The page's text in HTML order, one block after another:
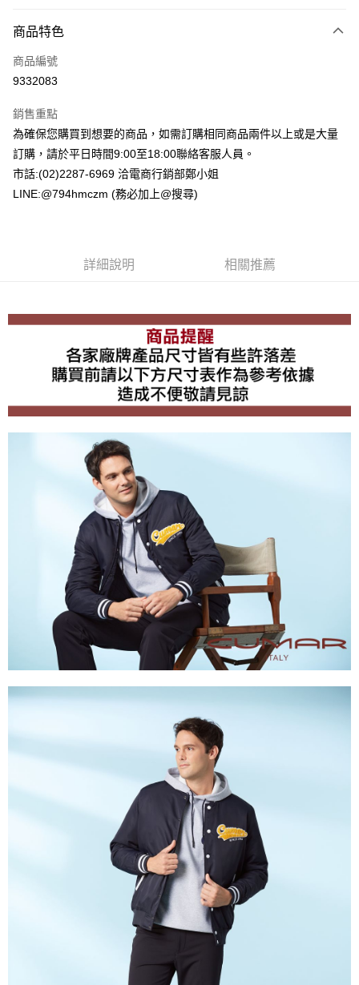
信用卡一次付款
超商取貨付款
Apple Pay
街口支付
悠遊付
全家取貨付款
每筆NT$60，滿NT$1,500(含以上)免運費
7-11取貨付款
每筆NT$60，滿NT$1,500(含以上)免運費
宅配
每筆NT$80，滿NT$1,500(含以上)免運費
付款後門市自取
每筆NT$80，滿NT$1,500(含以上)免運費
商品特色
商品編號
9332083
銷售重點
為確保您購買到想要的商品，如需訂購相同商品兩件以上或是大量
訂購，請於平日時間9:00至18:00聯絡客服人員。
市話:(02)2287-6969 洽電商行銷部鄭小姐
LINE:@794hmczm (務必加上@搜尋)
詳細說明 相關推薦